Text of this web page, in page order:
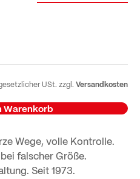
USt. zzgl. Versandkosten
Warenkorb
Wege, volle Kontrolle.
falscher Größe.
Seit 1973.